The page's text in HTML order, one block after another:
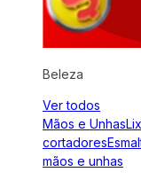
Beleza
Ver todos
Mãos e Unhas
cortadores
mãos e unhas